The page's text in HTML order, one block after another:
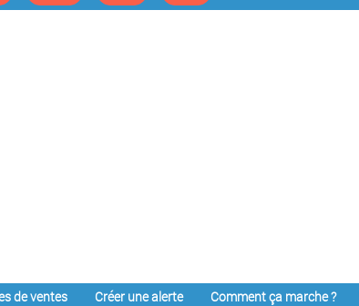
de ventes Créer une alerte Comment ça marche ?